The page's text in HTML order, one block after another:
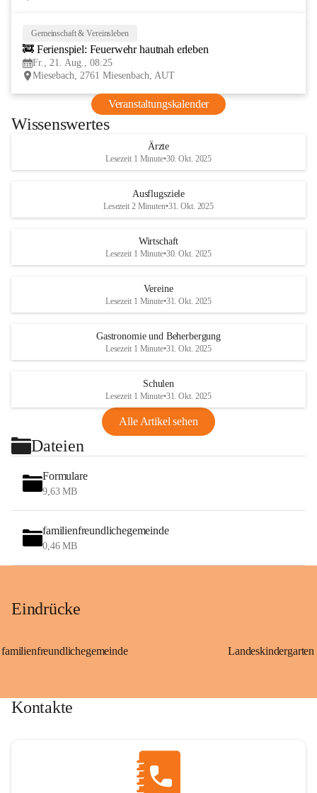
Gemeinschaft & Vereinsleben
🚒 Ferienspiel: Feuerwehr hautnah erleben
Fr., 21. Aug., 08:25
Miesebach, 2761 Miesenbach, AUT
Veranstaltungskalender
Wissenswertes
Ärzte
Lesezeit 1 Minute•30. Okt. 2025
Ausflugsziele
Lesezeit 2 Minuten•31. Okt. 2025
Wirtschaft
Lesezeit 1 Minute•30. Okt. 2025
Vereine
Lesezeit 1 Minute•31. Okt. 2025
Gastronomie und Beherbergung
Lesezeit 1 Minute•31. Okt. 2025
Schulen
Lesezeit 1 Minute•31. Okt. 2025
Alle Artikel sehen
Dateien
Formulare
9,63 MB
familienfreundlichegemeinde
0,46 MB
Eindrücke
familienfreundlichegemeinde
Kontakte